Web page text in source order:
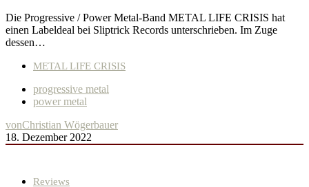
Die Progressive / Power Metal-Band METAL LIFE CRISIS hat
einen Labeldeal bei Sliptrick Records unterschrieben. Im Zuge
dessen…
METAL LIFE CRISIS
progressive metal
power metal
vonChristian Wögerbauer
18. Dezember 2022
Reviews